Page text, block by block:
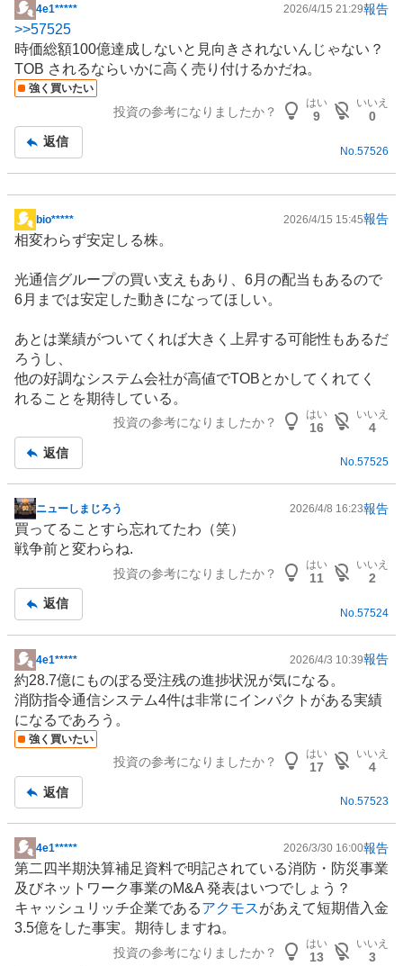
掲
示
板
記
事
4e1***** 2026/4/15 21:29報告
>>57525
時価総額100億達成しないと見向きされないんじゃない？
TOB されるならいかに高く売り付けるかだね。
強く買いたい
投資の参考になりましたか？
はい
9
いいえ
0
返信
No. 57526
掲
示
記
事
bio***** 2026/4/15 15:45報告
相変わらず安定しる株。
光通信グループの買い支えもあり、6月の配当もあるので
6月までは安定した動きになってほしい。
あとは業績がついてくれば大きく上昇する可能性もあるだ
ろうし、
他の好調なシステム会社が高値でTOBとかしてくれてく
れることを期待している。
投資の参考になりましたか？
はい
16
いいえ
4
返信
No.57525
掲
示
板
ニューしまじろう 2026/4/8 16:23報告
買ってることすら忘れてたわ（笑）
戦争前と変わらね.
投資の参考になりましたか？
はい
11
いいえ
2
返信
No. 57524
掲
示
板
記
事
4e1***** 2026/4/3 10:39報告
約28.7億にものぼる受注残の進捗状況が気になる。
消防指令通信システム4件は非常にインパクトがある実績
になるであろう。
強く買いたい
投資の参考になりましたか？
はい
17
いいえ
4
返信
No.57523
掲
示
板
記
事
4e1***** 2026/3/30 16:00報告
第二四半期決算補足資料で明記されている消防 ・防災事業
及びネットワーク事業のM&A 発表はいつでしょう？
キャッシュリッチ企業であるアクモスがあえて短期借入金
3.5億をした事実。期待しますね。
投資の参考になりましたか？
はい
13
いいえ
3